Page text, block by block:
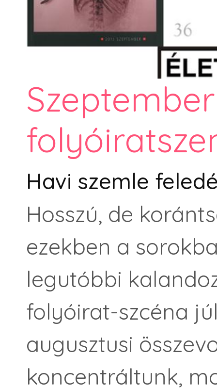
Havi szemle
Hosszú, de
ezekben a
legutóbbi
folyóirat-szcéna
augusztusi
koncentráltunk,